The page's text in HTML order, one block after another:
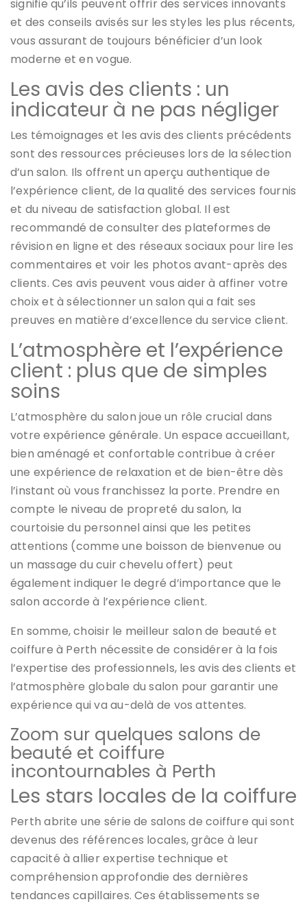
signifie qu’ils peuvent offrir des services innovants
et des conseils avisés sur les styles les plus récents,
vous assurant de toujours bénéficier d’un look
moderne et en vogue.
Les avis des clients : un
indicateur à ne pas négliger
Les témoignages et les avis des clients précédents
sont des ressources précieuses lors de la sélection
d’un salon. Ils offrent un aperçu authentique de
l’expérience client, de la qualité des services fournis
et du niveau de satisfaction global. Il est
recommandé de consulter des plateformes de
révision en ligne et des réseaux sociaux pour lire les
commentaires et voir les photos avant-après des
clients. Ces avis peuvent vous aider à affiner votre
choix et à sélectionner un salon qui a fait ses
preuves en matière d’excellence du service client.
L’atmosphère et l’expérience
client : plus que de simples
soins
L’atmosphère du salon joue un rôle crucial dans
votre expérience générale. Un espace accueillant,
bien aménagé et confortable contribue à créer
une expérience de relaxation et de bien-être dès
l’instant où vous franchissez la porte. Prendre en
compte le niveau de propreté du salon, la
courtoisie du personnel ainsi que les petites
attentions (comme une boisson de bienvenue ou
un massage du cuir chevelu offert) peut
également indiquer le degré d’importance que le
salon accorde à l’expérience client.
En somme, choisir le meilleur salon de beauté et
coiffure à Perth nécessite de considérer à la fois
l’expertise des professionnels, les avis des clients et
l’atmosphère globale du salon pour garantir une
expérience qui va au-delà de vos attentes.
Zoom sur quelques salons de
beauté et coiffure
incontournables à Perth
Les stars locales de la coiffure
Perth abrite une série de salons de coiffure qui sont
devenus des références locales, grâce à leur
capacité à allier expertise technique et
compréhension approfondie des dernières
tendances capillaires. Ces établissements se